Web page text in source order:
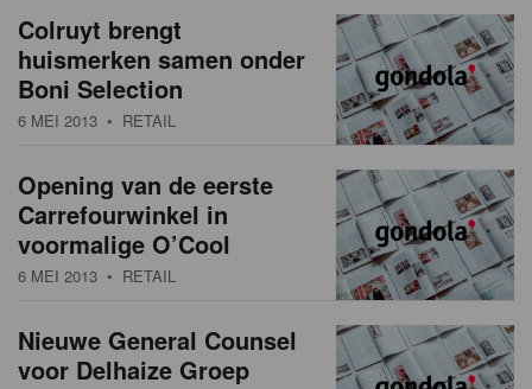
Colruyt brengt
huismerken samen onder
Boni Selection
6 MEI 2013 • RETAIL
Opening van de eerste
Carrefourwinkel in
voormalige O’Cool
6 MEI 2013 • RETAIL
Nieuwe General Counsel
voor Delhaize Groep